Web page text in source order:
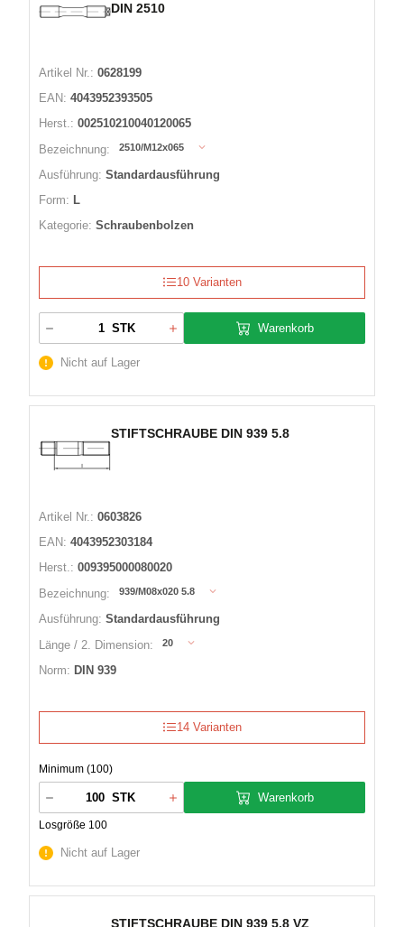
DIN 2510
Artikel Nr.: 0628199
EAN: 4043952393505
Herst.: 002510210040120065
Bezeichnung:
2510/M12x065
Ausführung: Standardausführung
Form: L
Kategorie: Schraubenbolzen
10 Varianten
STK Warenkorb
Nicht auf Lager
STIFTSCHRAUBE DIN 939 5.8
Artikel Nr.: 0603826
EAN: 4043952303184
Herst.: 009395000080020
Bezeichnung:
939/M08x020 5.8
Ausführung: Standardausführung
Länge / 2. Dimension:
20
Norm: DIN 939
14 Varianten
Minimum (100)
STK
Losgröße 100
Warenkorb
Nicht auf Lager
STIFTSCHRAUBE DIN 939 5.8 VZ